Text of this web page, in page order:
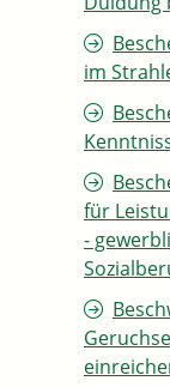
im
für
-